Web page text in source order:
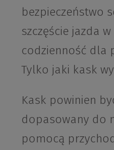
bezpieczeństwo
szczęście jazda
codzienność dla
Tylko jaki kask
Kask powinien
dopasowany do
pomocą